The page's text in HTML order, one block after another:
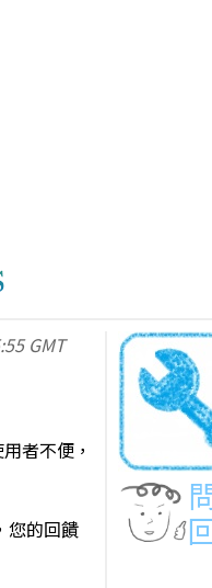
GMT
者不便，
您的回饋